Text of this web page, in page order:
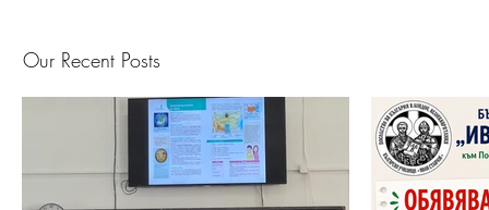
Our Recent Posts